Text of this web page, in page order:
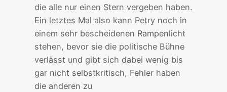
die alle nur einen Stern vergeben haben.
Ein letztes Mal also kann Petry noch in
einem sehr bescheidenen Rampenlicht
stehen, bevor sie die politische Bühne
verlässt und gibt sich dabei wenig bis
gar nicht selbstkritisch, Fehler haben
die anderen zu